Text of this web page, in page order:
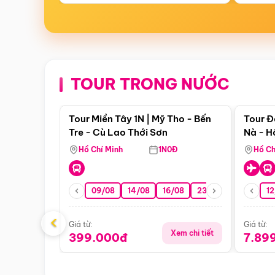
TOUR TRONG NƯỚC
Điểm nổi bật
Tour Miền Tây 1N | Mỹ Tho - Bến
Tre - Cù Lao Thới Sơn
Hồ Chí Minh 1N0Đ
09/08 14/08 16/08 23/08 30/08
Giá từ:
399.000đ Xem chi tiết
Tour
Nà -
Nha
Hồ
Giá từ:
‹